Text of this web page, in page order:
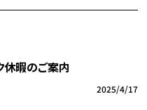
休暇のご案内
2025/4/17